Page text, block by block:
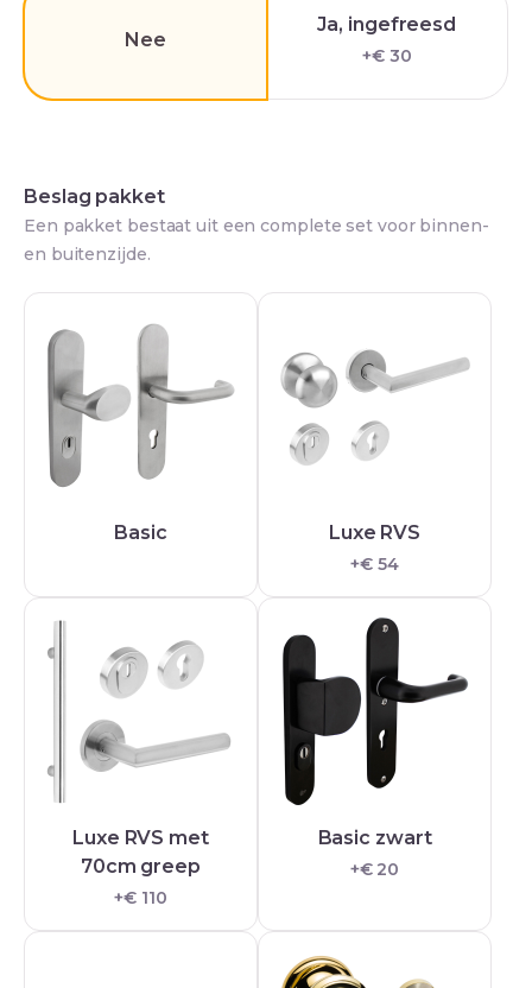
Nee
Ja, ingefreesd
+€ 30
Beslag pakket
Een pakket bestaat uit een complete set voor binnen-
en buitenzijde.
Basic Luxe RVS
+€ 54
Luxe RVS met
70cm greep
+€ 110
Basic zwart
+€ 20